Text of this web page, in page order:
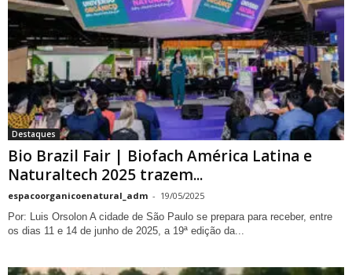
Destaques
Bio Brazil Fair | Biofach América Latina e
Naturaltech 2025 trazem...
espacoorganicoenatural_adm - 19/05/2025
Por: Luis Orsolon A cidade de São Paulo se prepara para receber, entre
os dias 11 e 14 de junho de 2025, a 19ª edição da...